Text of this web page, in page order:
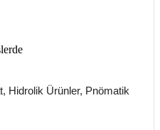
Hidrolik Ürünler, Pnömatik